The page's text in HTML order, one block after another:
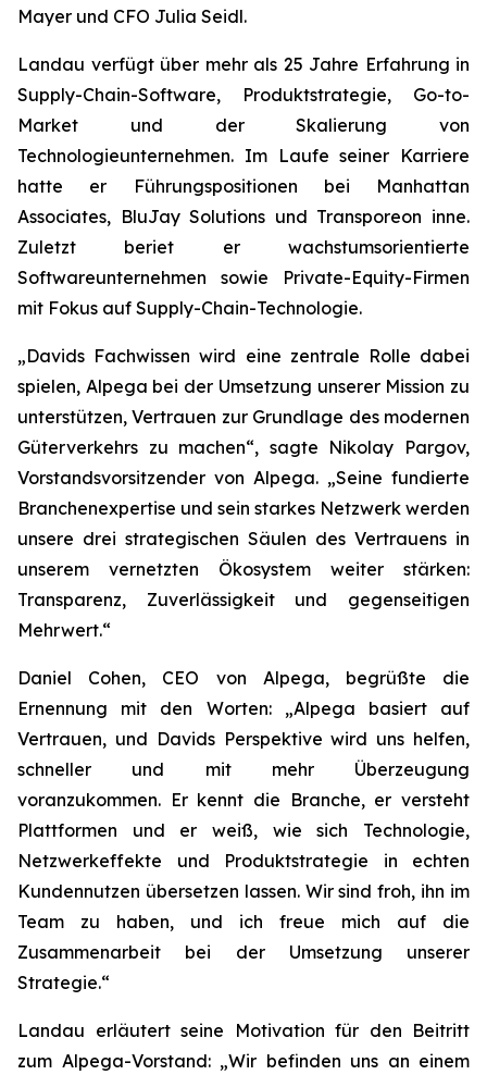
Mayer und CFO Julia Seidl.
Landau verfügt über mehr als 25 Jahre Erfahrung in
Supply-Chain-Software, Produktstrategie, Go-to-
Market und der Skalierung von
Technologieunternehmen. Im Laufe seiner Karriere
hatte er Führungspositionen bei Manhattan
Associates, BluJay Solutions und Transporeon inne.
Zuletzt beriet er wachstumsorientierte
Softwareunternehmen sowie Private-Equity-Firmen
mit Fokus auf Supply-Chain-Technologie.
„Davids Fachwissen wird eine zentrale Rolle dabei
spielen, Alpega bei der Umsetzung unserer Mission zu
unterstützen, Vertrauen zur Grundlage des modernen
Güterverkehrs zu machen“, sagte Nikolay Pargov,
Vorstandsvorsitzender von Alpega. „Seine fundierte
Branchenexpertise und sein starkes Netzwerk werden
unsere drei strategischen Säulen des Vertrauens in
unserem vernetzten Ökosystem weiter stärken:
Transparenz, Zuverlässigkeit und gegenseitigen
Mehrwert.“
Daniel Cohen, CEO von Alpega, begrüßte die
Ernennung mit den Worten: „Alpega basiert auf
Vertrauen, und Davids Perspektive wird uns helfen,
schneller und mit mehr Überzeugung
voranzukommen. Er kennt die Branche, er versteht
Plattformen und er weiß, wie sich Technologie,
Netzwerkeffekte und Produktstrategie in echten
Kundennutzen übersetzen lassen. Wir sind froh, ihn im
Team zu haben, und ich freue mich auf die
Zusammenarbeit bei der Umsetzung unserer
Strategie.“
Landau erläutert seine Motivation für den Beitritt
zum Alpega-Vorstand: „Wir befinden uns an einem